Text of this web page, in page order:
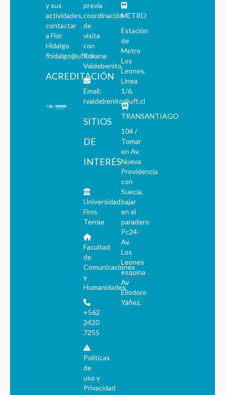
y sus
actividades,
contactar
a Flor
Hidalgo
fhidalgo@uft.cl
ACREDITACIÓN
previa
coordinación
de
visita
con
Roxana
Valdebenito.
Email:
rvaldebenito@uft.cl
SITIOS
DE
INTERÉS
Universidad
Finis
Terrae
Facultad
de
Comunicaciones
y
Humanidades
+562
2420
7255
Políticas
de
uso y
Privacidad
METRO
Estación
de
Metro
Los
Leones.
Línea
1/6.
TRANSANTIAGO
104 /
Tomar
en Av.
Nueva
Providencia
con
Suecia,
bajar
en el
paradero
Pc24-
Av.
Los
Leones
esquina
Av
Eliodoro
Yáñez.